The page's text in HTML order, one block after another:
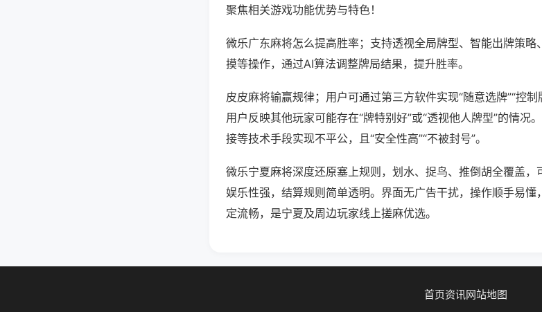
聚焦相关游戏功能优势与特色！
微乐广东麻将怎么提高胜率；支持透视全局牌型、智能出牌策略
摸等操作，通过AI算法调整牌局结果，提升胜率。
皮皮麻将输赢规律；用户可通过第三方软件实现“随意选牌”“控
用户反映其他玩家可能存在“牌特别好”或“透视他人牌型”的情况
接等技术手段实现不平公，且“安全性高”“不被封号”。
微乐宁夏麻将深度还原塞上规则，划水、捉鸟、推倒胡全覆盖，
娱乐性强，结算规则简单透明。界面无广告干扰，操作顺手易
定流畅，是宁夏及周边玩家线上搓麻优选。
首页资讯网站地图